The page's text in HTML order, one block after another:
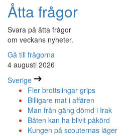
Åtta frågor
Svara på åtta frågor
om veckans nyheter.
Gå till frågorna
4 augusti 2026
Sverige
Fler brottslingar grips
Billigare mat i affären
Man från gäng dömd i Irak
Båten kan ha blivit påkörd
Kungen på scouternas läger